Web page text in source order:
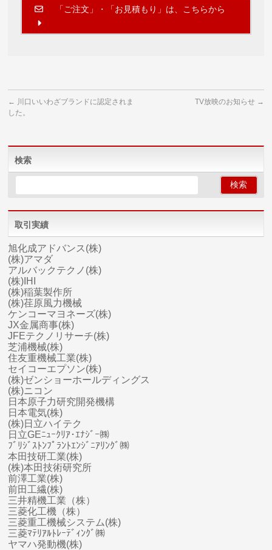
「ご注文」・「お見積もり」は、こちらから
← 川口いいわざブランドに認定されま
した。
TV放映のお知らせ →
検索
取引実績
旭化成アドバンス(株)
(株)アマダ
アルバックテクノ(株)
(株)IHI
(株)稲葉製作所
(株)荏原風力機械
ケンコーマヨネーズ(株)
JX金属商事(株)
JFEテクノリサーチ(株)
芝浦機械(株)
住友重機械工業(株)
セイコーエプソン(株)
(株)ゼンショーホールディングス
(株)ニコン
日本原子力研究開発機構
日本電気(株)
(株)日立ハイテク
日立GEﾆｭｰｸﾘｱ･ｴﾅｼﾞｰ㈱
ﾌﾞﾘｼﾞｽﾄﾝﾌﾟﾗﾝﾄｴﾝｼﾞﾆｱﾘﾝｸﾞ㈱
本田技研工業(株)
(株)本田技術研究所
前澤工業(株)
前田工繊(株)
三井精機工業（株）
三菱化工機（株）
三菱重工機械システム(株)
三菱ﾏﾃﾘｱﾙﾄﾚｰﾃﾞｨﾝｸﾞ㈱
ヤマハ発動機(株)